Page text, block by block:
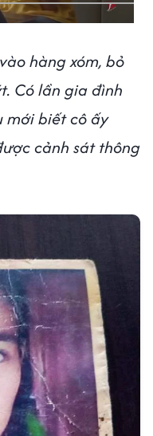
hàng xóm, bỏ
Có lần gia đình
mới biết cô ấy
cảnh sát thông